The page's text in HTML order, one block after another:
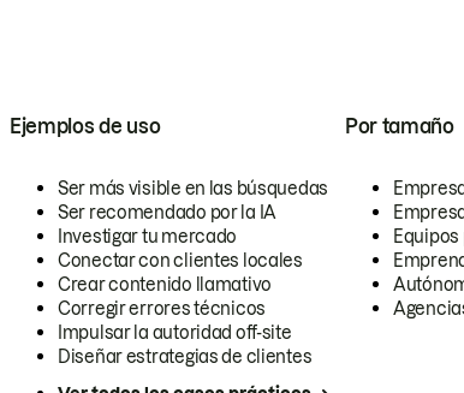
Ejemplos de uso
Ser más visible en las búsquedas
Ser recomendado por la IA
Investigar tu mercado
Conectar con clientes locales
Crear contenido llamativo
Corregir errores técnicos
Impulsar la autoridad off-site
Diseñar estrategias de clientes
Por tamaño